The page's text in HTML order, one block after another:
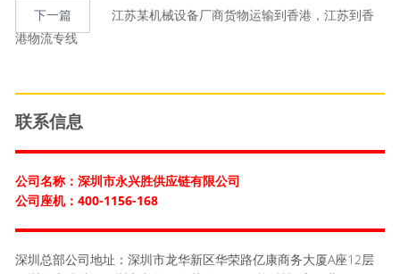
下一篇
江苏某机械设备厂商货物运输到香港，江苏到香
港物流专线
联系信息
公司名称：深圳市永兴胜供应链有限公司
公司座机：400-1156-168
深圳总部公司地址：深圳市龙华新区华荣路亿康商务大厦A座12层